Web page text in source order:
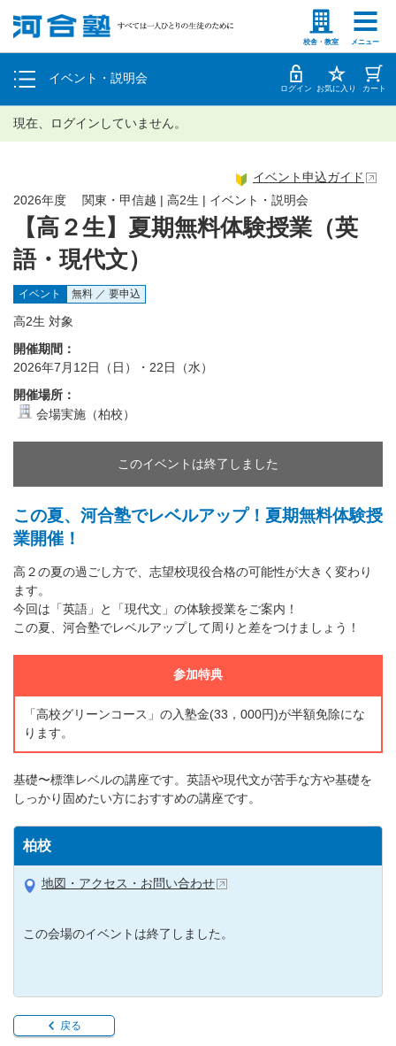
校舎・教室 メニュー
塾生の方 高等学校の先生
イベント・説明会
個別相談
体験授業 ログイン お気に入り カート
現在、ログインしていません。
【高２生】夏期無料体験授業（英
語・現代文）
2026年度 関東・甲信越 | 高2生 | イベント・説明会
イベント申込ガイド
イベント 無料 ／ 要申込
高2生 対象
開催期間：
2026年7月12日（日）・22日（水）
開催場所：
会場実施（柏校）
このイベントは終了しました
この夏、河合塾でレベルアップ！夏期無料体験授
業開催！
高２の夏の過ごし方で、志望校現役合格の可能性が大きく変わり
ます。
今回は「英語」と「現代文」の体験授業をご案内！
この夏、河合塾でレベルアップして周りと差をつけましょう！
参加特典
「高校グリーンコース」の入塾金(33，000円)が半額免除にな
ります。
基礎〜標準レベルの講座です。英語や現代文が苦手な方や基礎を
しっかり固めたい方におすすめの講座です。
柏校
地図・アクセス・お問い合わせ
この会場のイベントは終了しました。
戻る